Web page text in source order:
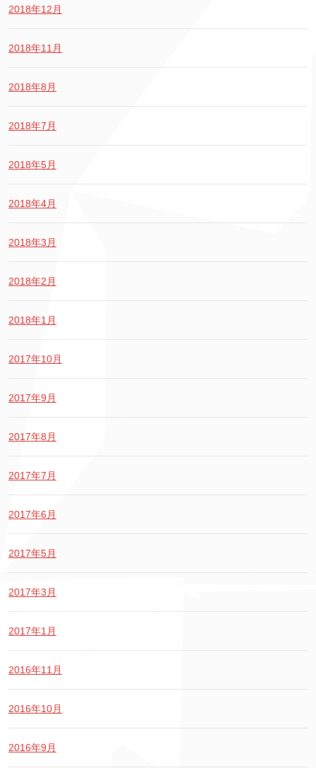
2018年12月
2018年11月
2018年8月
2018年7月
2018年5月
2018年4月
2018年3月
2018年2月
2018年1月
2017年10月
2017年9月
2017年8月
2017年7月
2017年6月
2017年5月
2017年3月
2017年1月
2016年11月
2016年10月
2016年9月